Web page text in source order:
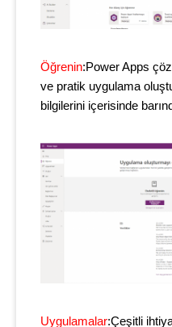
Öğrenin:Power Apps
ve pratik uygulama
bilgilerini içerisinde
Uygulamalar:Çeşitli